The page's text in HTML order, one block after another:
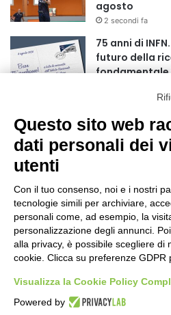
agosto
2 secondi fa
75 anni di
futuro della
fondamentale
nel pieno
4 ore fa
Madonna
Pais
15 ore fa
Pininfarina,
nuovo Chief
1 giorno fa
Cesana
agosto apre il
Questo sito web
dati personali dei
utenti
Con il tuo consenso, noi e i nostri
tecnologie simili per archiviare,
personali come, ad esempio, la
personalizzazione degli annunci.
alla privacy, è possibile scegliere di
cookie. Clicca su preferenze GDPR
Visualizza la Cookie Policy
Powered by